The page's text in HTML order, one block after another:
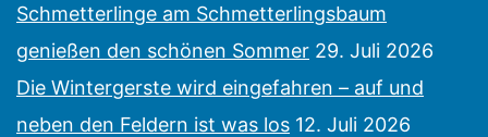
Schmetterlinge am Schmetterlingsbaum
genießen den schönen Sommer 29. Juli 2026
Die Wintergerste wird eingefahren – auf und
neben den Feldern ist was los 12. Juli 2026